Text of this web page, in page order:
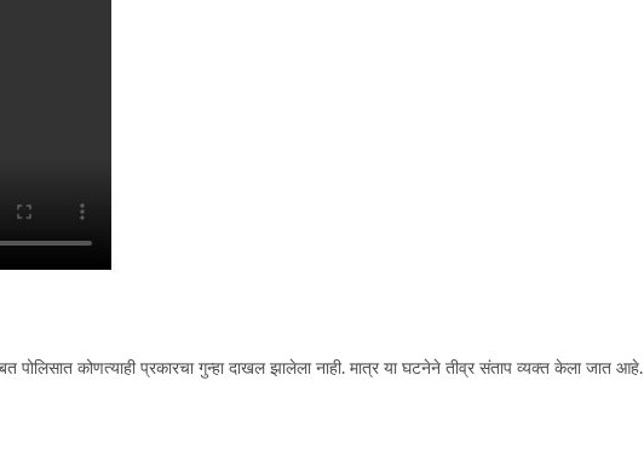
पोलिसात कोणत्याही प्रकारचा गुन्हा दाखल झालेला नाही. मात्र या घटनेने तीव्र संताप व्यक्त केला जात आहे.